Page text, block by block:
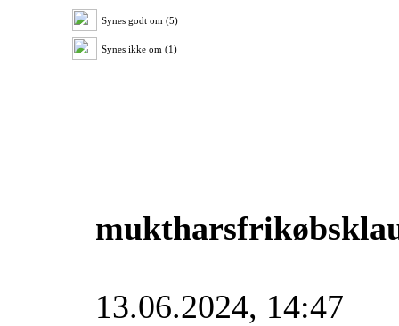
Synes godt om (5)
Synes ikke om (1)
13.06.2024, 14:47